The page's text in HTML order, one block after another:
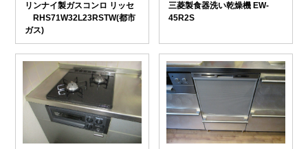
リンナイ製ガスコンロ リッセ
RHS71W32L23RSTW(都市
ガス)
三菱製食器洗い乾燥機 EW-
45R2S